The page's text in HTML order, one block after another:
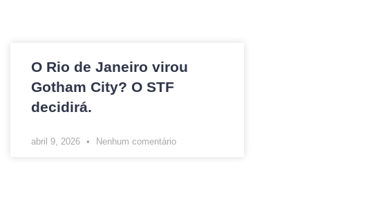
O Rio de Janeiro virou
Gotham City? O STF
decidirá.
abril 9, 2026 Nenhum comentário